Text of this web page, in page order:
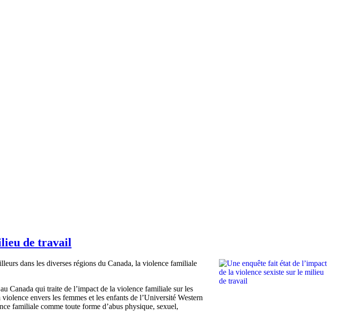
de travail
dans les diverses régions du Canada, la violence familiale
Canada qui traite de l’impact de la violence familiale sur les
envers les femmes et les enfants de l’Université Western
familiale comme toute forme d’abus physique, sexuel,